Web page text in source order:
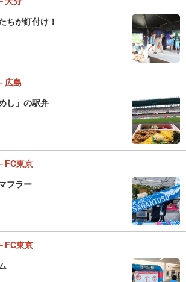
ちが釘付け！
広島
し」の駅弁
FC東京
フラー
FC東京